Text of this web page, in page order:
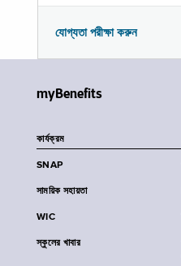
যোগ্যতা পরীক্ষা করুন
myBenefits
কার্যক্রম
SNAP
সাময়িক সহায়তা
WIC
স্কুলের খাবার